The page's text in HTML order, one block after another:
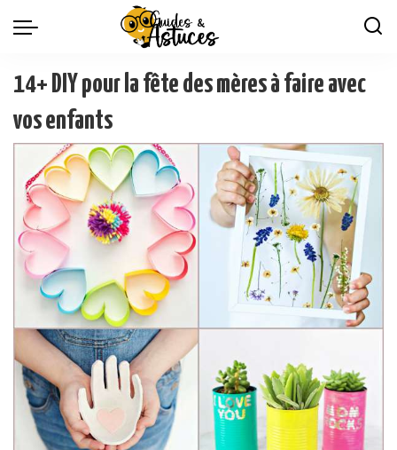
14+ DIY pour la fête des mères à faire avec
vos enfants